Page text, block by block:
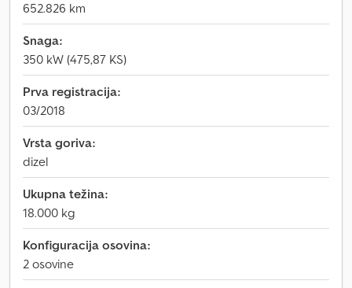
652.826 km
Snaga:
350 kW (475,87 KS)
Prva registracija:
03/2018
Vrsta goriva:
dizel
Ukupna težina:
18.000 kg
Konfiguracija osovina:
2 osovine